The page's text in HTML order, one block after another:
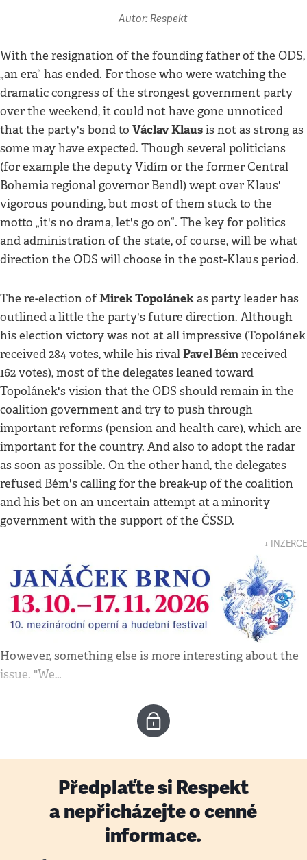
Autor: Respekt
With the resignation of the founding father of the ODS,
„an era“ has ended. For those who were watching the
dramatic congress of the strongest government party
over the weekend, it could not have gone unnoticed
that the party's bond to Václav Klausis not as strong as
some may have expected. Though several politicians
(for example the deputy Vidím or the former Central
Bohemia regional governor Bendl) wept over Klaus'
vigorous pounding, but most of them stuck to the
motto „it's no drama, let's go on“. The key for politics
and administration of the state, of course, will be what
direction the ODS will choose in the post-Klaus period.
The re-election ofMirek Topolánekas party leader has
outlined a little the party's future direction. Although
his election victory was not at all impressive (Topolánek
received 284 votes, while his rivalPavel Bémreceived
162 votes), most of the delegates leaned toward
Topolánek's vision that the ODS should remain in the
coalition government and try to push through
important reforms (pension and health care), which are
important for the country. And also to adopt the radar
as soon as possible. On the other hand, the delegates
refused Bém's calling for the break-up of the coalition
and his bet on an uncertain attempt at a minority
government with the support of the ČSSD.
↓ INZERCE
However, something else is more interesting about the
issue. "We…
Předplaťte si Respekt
a nepřicházejte o cenné
informace.